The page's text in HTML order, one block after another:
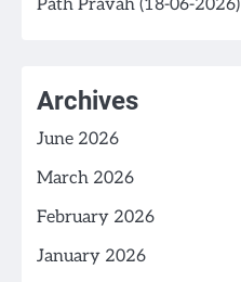
Path Pravah (18-06-2026)
Archives
June 2026
March 2026
February 2026
January 2026